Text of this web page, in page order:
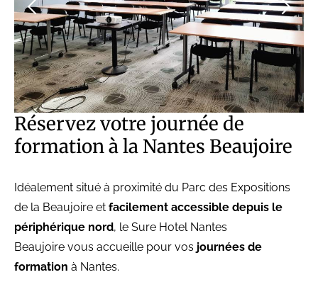
Réservez votre journée de
formation à la Nantes Beaujoire
Idéalement situé à proximité du Parc des Expositions
de la Beaujoire et facilement accessible depuis le
périphérique nord, le Sure Hotel Nantes
Beaujoire vous accueille pour vos journées de
formation à Nantes.